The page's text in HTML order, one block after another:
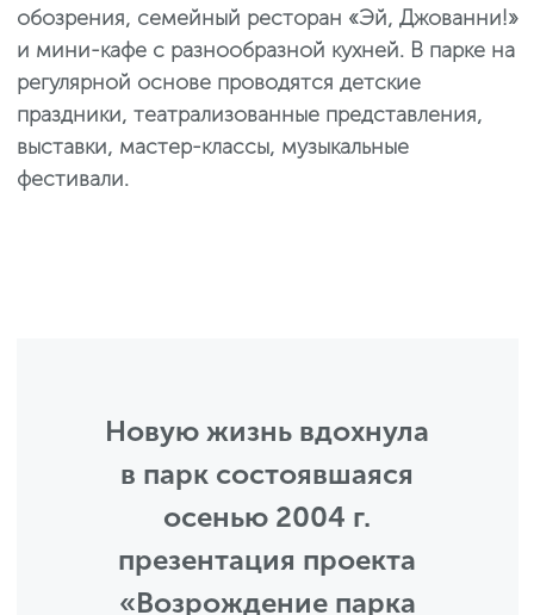
обозрения, семейный ресторан «Эй, Джованни!»
и мини-кафе с разнообразной кухней. В парке на
регулярной основе проводятся детские
праздники, театрализованные представления,
выставки, мастер-классы, музыкальные
фестивали.
Новую жизнь вдохнула
в парк состоявшаяся
осенью 2004 г.
презентация проекта
«Возрождение парка